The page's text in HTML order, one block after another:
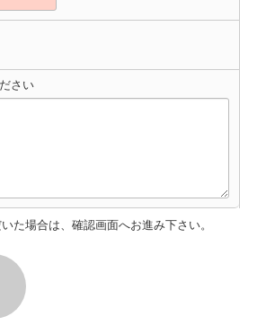
さい
た場合は、確認画面へお進み下さい。